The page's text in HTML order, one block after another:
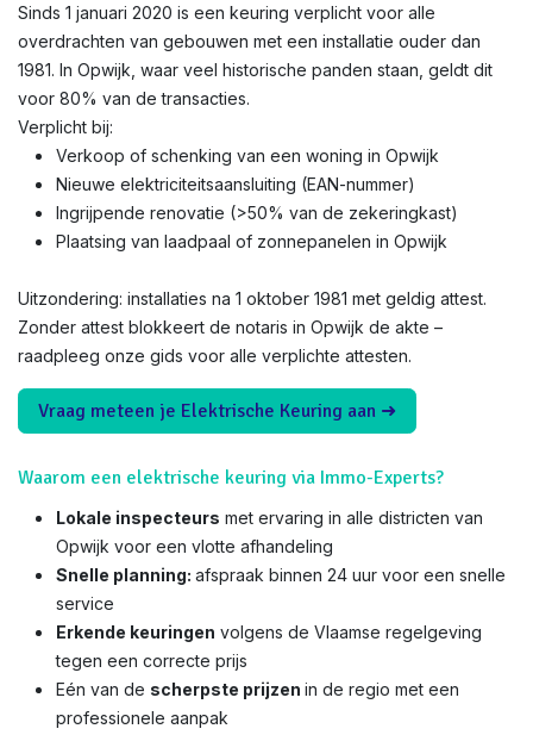
Sinds 1 januari 2020 is een keuring verplicht voor alle
overdrachten van gebouwen met een installatie ouder dan
1981. In Opwijk, waar veel historische panden staan, geldt dit
voor 80% van de transacties.
Verplicht bij:
Verkoop of schenking van een woning in Opwijk
Nieuwe elektriciteitsaansluiting (EAN-nummer)
Ingrijpende renovatie (>50% van de zekeringkast)
Plaatsing van laadpaal of zonnepanelen in Opwijk
Uitzondering: installaties na 1 oktober 1981 met geldig attest.
Zonder attest blokkeert de notaris in Opwijk de akte –
raadpleeg onze gids voor alle verplichte attesten.
Vraag meteen je Elektrische Keuring aan ➜
Waarom een elektrische keuring via Immo-Experts?
Lokale inspecteurs met ervaring in alle districten van
Opwijk voor een vlotte afhandeling
Snelle planning: afspraak binnen 24 uur voor een snelle
service
Erkende keuringen volgens de Vlaamse regelgeving
tegen een correcte prijs
Eén van de scherpste prijzen in de regio met een
professionele aanpak